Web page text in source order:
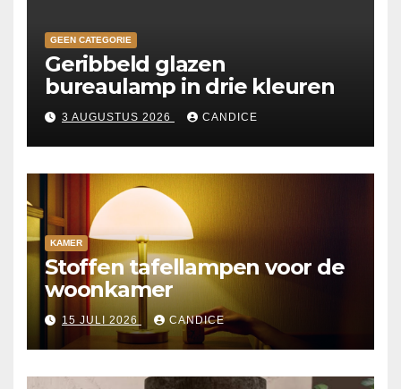
GEEN CATEGORIE
Geribbeld glazen
bureaulamp in drie kleuren
3 AUGUSTUS 2026 CANDICE
KAMER
Stoffen tafellampen voor de
woonkamer
15 JULI 2026 CANDICE